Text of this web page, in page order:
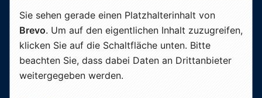
Sie sehen gerade einen Platzhalterinhalt von
Brevo. Um auf den eigentlichen Inhalt zuzugreifen,
klicken Sie auf die Schaltfläche unten. Bitte
beachten Sie, dass dabei Daten an Drittanbieter
weitergegeben werden.